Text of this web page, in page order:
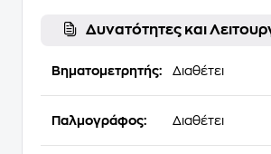
Δυνατότητες και
Βηματομετρητής: Διαθέτει
Παλμογράφος: Διαθέτει